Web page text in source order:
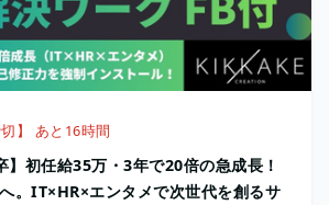
切】 あと16時間
】初任給35万・3年で20倍の急成長！
。IT×HR×エンタメで次世代を創るサ